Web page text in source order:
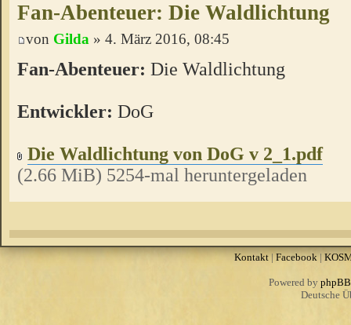
Fan-Abenteuer: Die Waldlichtung
von Gilda » 4. März 2016, 08:45
Fan-Abenteuer: Die Waldlichtung
Entwickler: DoG
Die Waldlichtung von DoG v 2_1.pdf
(2.66 MiB) 5254-mal heruntergeladen
Kontakt| Facebook|
Powered by phpBB
Deutsche